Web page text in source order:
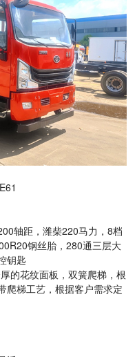
轴距，潍柴220马力，8档
钢丝胎，280通三层大
钥匙
的花纹面板，双簧爬梯，根
爬梯工艺，根据客户需求定